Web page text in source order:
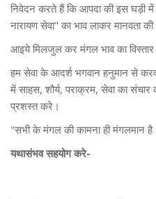
निवेदन करते हैं कि आपदा की इस घड़ी
नारायण सेवा" का भाव लाकर मानवता
आइये मिलजुल कर मंगल भाव का
हम सेवा के आदर्श भगवान हनुमान से
में साहस, शौर्य, पराक्रम, सेवा का
प्रशस्त करे।
"सभी के मंगल की कामना ही मंगलमान है
यथासंभव सहयोग करे-